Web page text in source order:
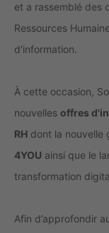
et a rassemblé des
Ressources
d'information.
À cette occasion,
nouvelles offres
RH dont la nouvelle
4YOU ainsi que le
transformation
Afin d’approfondir